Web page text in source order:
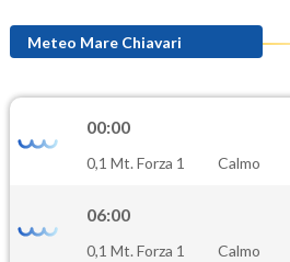
(Ozono)
(Diossido di azoto)
PM10
Meteo Mare Chiavari
00:00
0,1 Mt. Forza 1
Calmo
06:00
0,1 Mt. Forza 1
Calmo